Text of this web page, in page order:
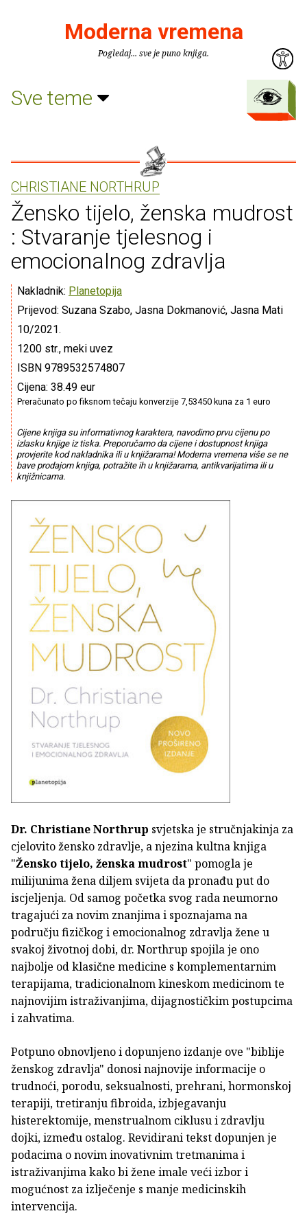
Moderna vremena
Pogledaj... sve je puno knjiga.
Sve teme
CHRISTIANE NORTHRUP
Žensko tijelo, ženska mudrost
: Stvaranje tjelesnog i
emocionalnog zdravlja
Nakladnik: Planetopija
Prijevod: Suzana Szabo, Jasna Dokmanović, Jasna Mati
10/2021.
1200 str., meki uvez
ISBN 9789532574807
Cijena: 38.49 eur
Preračunato po fiksnom tečaju konverzije 7,53450 kuna za 1 euro
Cijene knjiga su informativnog karaktera, navodimo prvu cijenu po
izlasku knjige iz tiska. Preporučamo da cijene i dostupnost knjiga
provjerite kod nakladnika ili u knjižarama! Moderna vremena više se ne
bave prodajom knjiga, potražite ih u knjižarama, antikvarijatima ili u
knjižnicama.
Dr. Christiane Northrup svjetska je stručnjakinja za
cjelovito žensko zdravlje, a njezina kultna knjiga
"Žensko tijelo, ženska mudrost" pomogla je
milijunima žena diljem svijeta da pronađu put do
iscjeljenja. Od samog početka svog rada neumorno
tragajući za novim znanjima i spoznajama na
području fizičkog i emocionalnog zdravlja žene u
svakoj životnoj dobi, dr. Northrup spojila je ono
najbolje od klasične medicine s komplementarnim
terapijama, tradicionalnom kineskom medicinom te
najnovijim istraživanjima, dijagnostičkim postupcima
i zahvatima.
Potpuno obnovljeno i dopunjeno izdanje ove "biblije
ženskog zdravlja" donosi najnovije informacije o
trudnoći, porodu, seksualnosti, prehrani, hormonskoj
terapiji, tretiranju fibroida, izbjegavanju
histerektomije, menstrualnom ciklusu i zdravlju
dojki, između ostalog. Revidirani tekst dopunjen je
podacima o novim inovativnim tretmanima i
istraživanjima kako bi žene imale veći izbor i
mogućnost za izlječenje s manje medicinskih
intervencija.